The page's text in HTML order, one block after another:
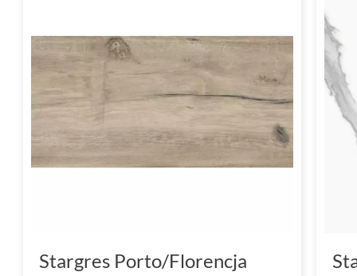
Stargres Porto/Florencja